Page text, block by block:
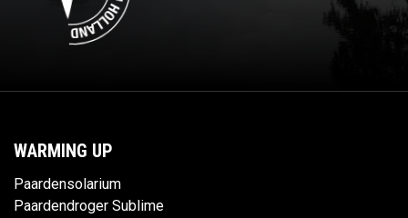
WARMING UP
Paardensolarium
Paardendroger Sublime